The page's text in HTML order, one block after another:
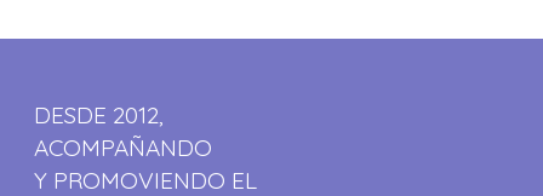
DESDE 2012,
ACOMPAÑANDO
Y PROMOVIENDO EL